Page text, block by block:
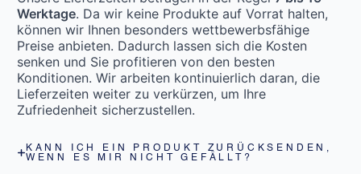
Werktage. Da wir keine Produkte auf Vorrat halten,
können wir Ihnen besonders wettbewerbsfähige
Preise anbieten. Dadurch lassen sich die Kosten
senken und Sie profitieren von den besten
Konditionen. Wir arbeiten kontinuierlich daran, die
Lieferzeiten weiter zu verkürzen, um Ihre
Zufriedenheit sicherzustellen.
KANN ICH EIN PRODUKT ZURÜCKSENDEN,
WENN ES MIR NICHT GEFÄLLT?